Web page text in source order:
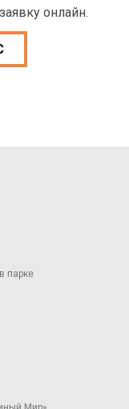
онлайн.
парке